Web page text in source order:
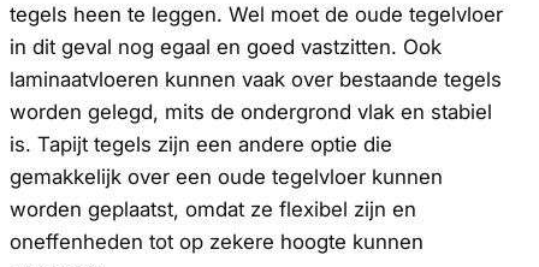
tegels heen te leggen. Wel moet de oude tegelvloer
in dit geval nog egaal en goed vastzitten. Ook
laminaatvloeren kunnen vaak over bestaande tegels
worden gelegd, mits de ondergrond vlak en stabiel
is. Tapijt tegels zijn een andere optie die
gemakkelijk over een oude tegelvloer kunnen
worden geplaatst, omdat ze flexibel zijn en
oneffenheden tot op zekere hoogte kunnen